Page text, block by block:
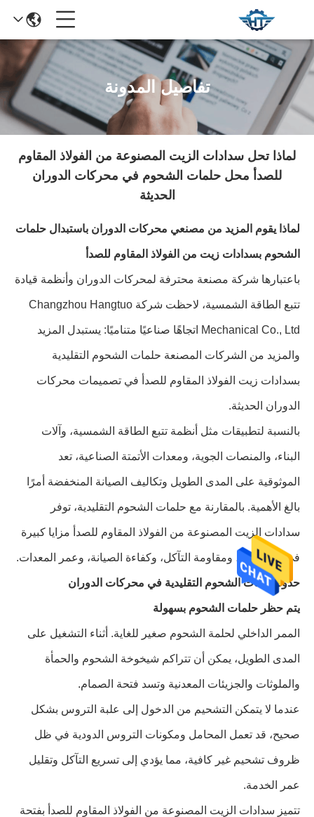
تفاصيل المدونة
لماذا تحل سدادات الزيت المصنوعة من الفولاذ المقاوم
للصدأ محل حلمات الشحوم في محركات الدوران
الحديثة
لماذا يقوم المزيد من مصنعي محركات الدوران باستبدال حلمات
الشحوم بسدادات زيت من الفولاذ المقاوم للصدأ
باعتبارها شركة مصنعة محترفة لمحركات الدوران وأنظمة قيادة
تتبع الطاقة الشمسية، لاحظت شركة Changzhou Hangtuo
Mechanical Co., Ltd اتجاهًا صناعيًا متناميًا: يستبدل المزيد
والمزيد من الشركات المصنعة حلمات الشحوم التقليدية
بسدادات زيت الفولاذ المقاوم للصدأ في تصميمات محركات
الدوران الحديثة.
بالنسبة لتطبيقات مثل أنظمة تتبع الطاقة الشمسية، وآلات
البناء، والمنصات الجوية، ومعدات الأتمتة الصناعية، تعد
الموثوقية على المدى الطويل وتكاليف الصيانة المنخفضة أمرًا
بالغ الأهمية. بالمقارنة مع حلمات الشحوم التقليدية، توفر
سدادات الزيت المصنوعة من الفولاذ المقاوم للصدأ مزايا كبيرة
في أداء الختم، ومقاومة التآكل، وكفاءة الصيانة، وعمر المعدات.
حدود حلمات الشحوم التقليدية في محركات الدوران
يتم حظر حلمات الشحوم بسهولة
الممر الداخلي لحلمة الشحوم صغير للغاية. أثناء التشغيل على
المدى الطويل، يمكن أن تتراكم شيخوخة الشحوم والحمأة
والملوثات والجزيئات المعدنية وتسد فتحة الصمام.
عندما لا يتمكن التشحيم من الدخول إلى علبة التروس بشكل
صحيح، قد تعمل المحامل ومكونات التروس الدودية في ظل
ظروف تشحيم غير كافية، مما يؤدي إلى تسريع التآكل وتقليل
عمر الخدمة.
تتميز سدادات الزيت المصنوعة من الفولاذ المقاوم للصدأ بفتحة